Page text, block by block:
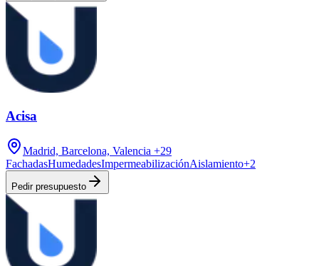
Acisa
Madrid, Barcelona, Valencia +29
FachadasHumedadesImpermeabilizaciónAislamiento+2
Pedir presupuesto